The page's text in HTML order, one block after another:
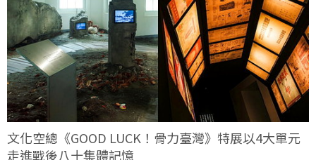
文化空總《GOOD LUCK！骨力臺灣》特展以4大單元
走進戰後八十集體記憶